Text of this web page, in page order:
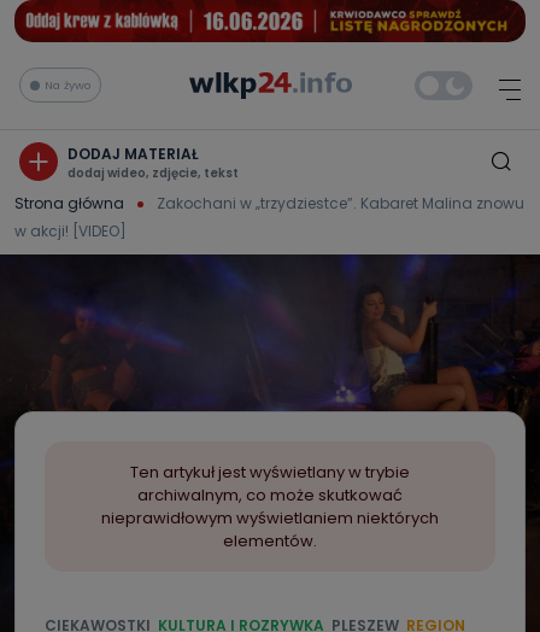
Na żywo
DODAJ MATERIAŁ
dodaj wideo, zdjęcie, tekst
Strona główna
Zakochani w „trzydziestce”. Kabaret Malina znowu
w akcji! [VIDEO]
Ten artykuł jest wyświetlany w trybie
archiwalnym, co może skutkować
nieprawidłowym wyświetlaniem niektórych
elementów.
CIEKAWOSTKI KULTURA I ROZRYWKA PLESZEW REGION